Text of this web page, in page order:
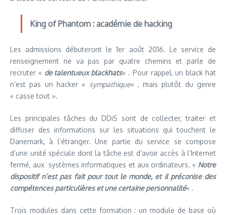
King of Phantom : académie de hacking
Les admissions débuteront le 1er août 2016. Le service de
renseignement ne va pas par quatre chemins et parle de
recruter « de talentueux blackhats« . Pour rappel, un black hat
n’est pas un hacker « sympathique« , mais plutôt du genre
« casse tout ».
Les principales tâches du DDiS sont de collecter, traiter et
diffuser des informations sur les situations qui touchent le
Danemark, à l’étranger. Une partie du service se compose
d’une unité spéciale dont la tâche est d’avoir accès à l’Internet
fermé, aux systèmes informatiques et aux ordinateurs. « Notre
dispositif n’est pas fait pour tout le monde, et il préconise des
compétences particulières et une certaine personnalité« .
Trois modules dans cette formation : un module de base où